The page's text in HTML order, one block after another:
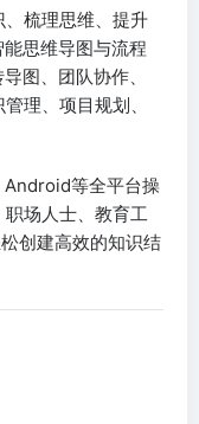
梳理思维、提升
思维导图与流程
图、团队协作、
理、项目规划、
等全平台操
场人士、教育工
创建高效的知识结